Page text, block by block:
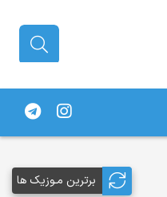
برترین مـوزیک ها